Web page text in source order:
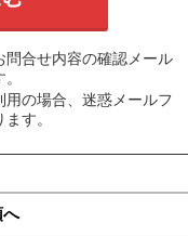
合せ内容の確認メール
の場合、迷惑メールフ
す。